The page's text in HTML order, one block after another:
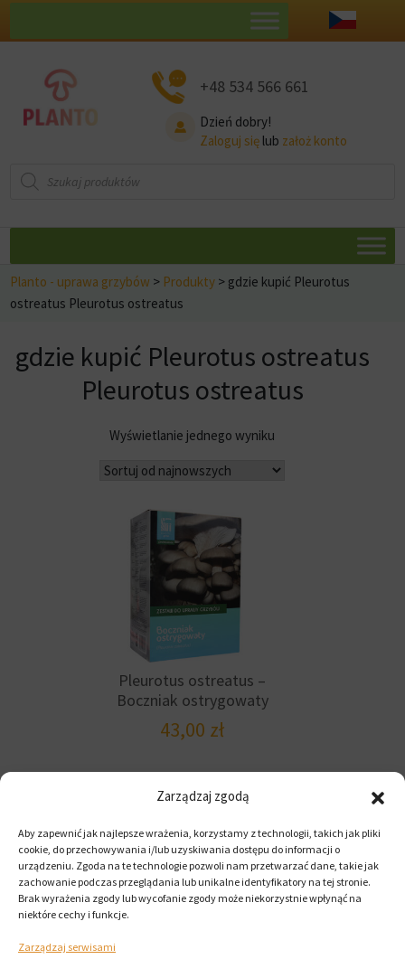
Zarządzaj zgodą
Aby zapewnić jak najlepsze wrażenia, korzystamy z technologii, takich jak pliki
cookie, do przechowywania i/lub uzyskiwania dostępu do informacji o
urządzeniu. Zgoda na te technologie pozwoli nam przetwarzać dane, takie jak
zachowanie podczas przeglądania lub unikalne identyfikatory na tej stronie.
Brak wyrażenia zgody lub wycofanie zgody może niekorzystnie wpłynąć na
niektóre cechy i funkcje.
Zarządzaj serwisami
+48 534 566 661
Dzień dobry!
Zaloguj sięlub założ konto
Wyszukiwarka
produktów
Planto - uprawa grzybów > Produkty > gdzie kupić Pleurotus
ostreatus Pleurotus ostreatus
gdzie kupić Pleurotus ostreatus
Pleurotus ostreatus
Wyświetlanie jednego wyniku
Pleurotus ostreatus –
Boczniak ostrygowaty
43,00 zł
Bezpieczne płatności